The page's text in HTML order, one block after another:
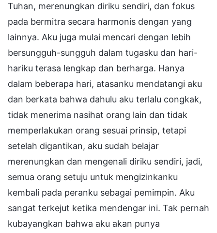
Tuhan, merenungkan diriku sendiri, dan fokus
pada bermitra secara harmonis dengan yang
lainnya. Aku juga mulai mencari dengan lebih
bersungguh-sungguh dalam tugasku dan hari-
hariku terasa lengkap dan berharga. Hanya
dalam beberapa hari, atasanku mendatangi aku
dan berkata bahwa dahulu aku terlalu congkak,
tidak menerima nasihat orang lain dan tidak
memperlakukan orang sesuai prinsip, tetapi
setelah digantikan, aku sudah belajar
merenungkan dan mengenali diriku sendiri, jadi,
semua orang setuju untuk mengizinkanku
kembali pada peranku sebagai pemimpin. Aku
sangat terkejut ketika mendengar ini. Tak pernah
kubayangkan bahwa aku akan punya